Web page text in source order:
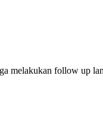
melakukan follow up